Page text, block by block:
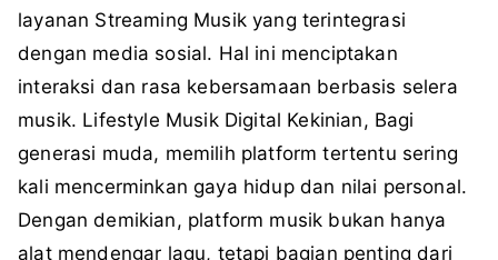
layanan Streaming Musik yang terintegrasi
dengan media sosial. Hal ini menciptakan
interaksi dan rasa kebersamaan berbasis selera
musik. Lifestyle Musik Digital Kekinian, Bagi
generasi muda, memilih platform tertentu sering
kali mencerminkan gaya hidup dan nilai personal.
Dengan demikian, platform musik bukan hanya
alat mendengar lagu, tetapi bagian penting dari